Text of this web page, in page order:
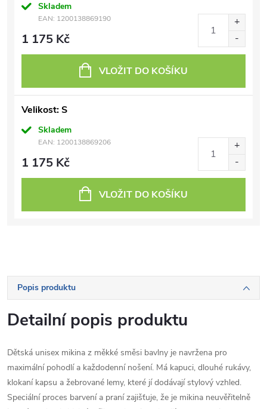
Skladem
EAN: 1200138869190
1 175 Kč
VLOŽIT DO KOŠÍKU
Velikost: S
Skladem
EAN: 1200138869206
1 175 Kč
VLOŽIT DO KOŠÍKU
Popis produktu
Detailní popis produktu
Dětská unisex mikina z měkké směsi bavlny je navržena pro
maximální pohodlí a každodenní nošení. Má kapuci, dlouhé rukávy,
klokaní kapsu a žebrované lemy, které jí dodávají stylový vzhled.
Speciální proces barvení a praní zajišťuje, že je mikina neuvěřitelně